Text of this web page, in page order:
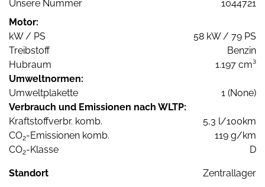
Unsere Nummer
1044721
Motor:
kW / PS
58 kW / 79 PS
Treibstoff
Benzin
Hubraum
1.197 cm³
Umweltnormen:
Umweltplakette
1 (None)
Verbrauch und Emissionen nach WLTP:
Kraftstoffverbr. komb.
5,3 l/100km
CO2-Emissionen komb.
119 g/km
CO2-Klasse D
Standort Zentrallager